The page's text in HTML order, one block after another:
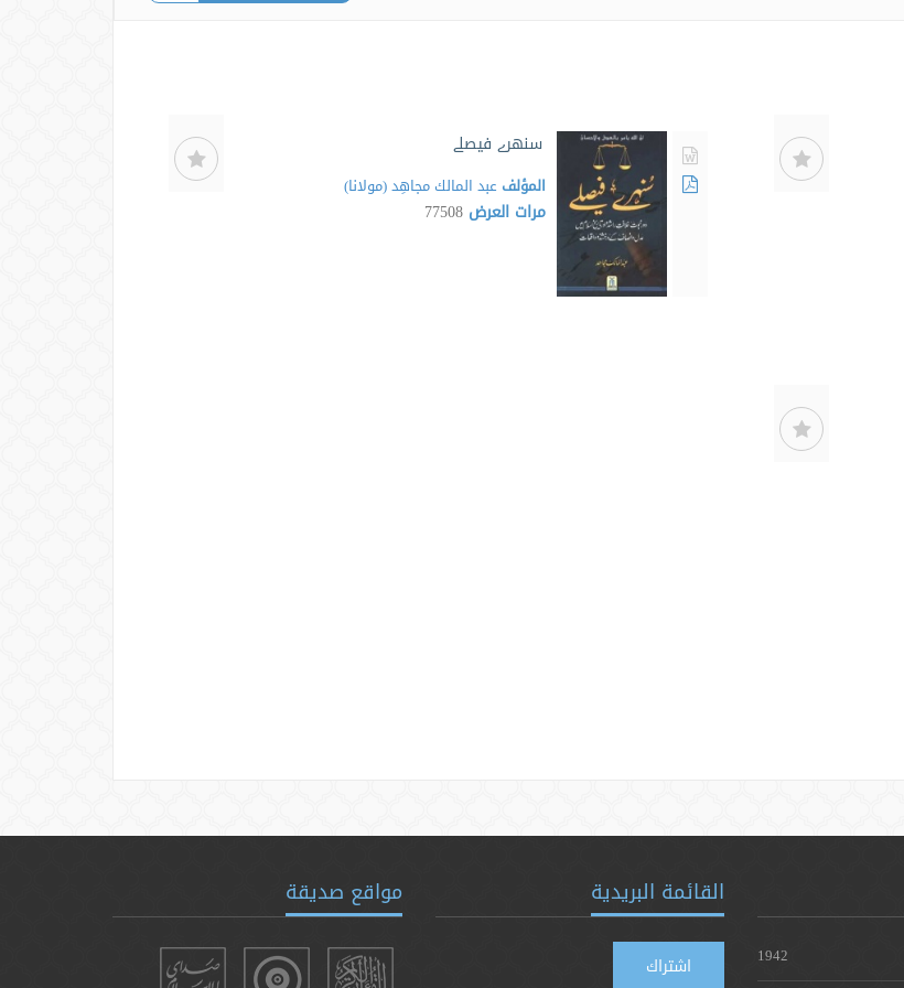
سنهرے فيصلے
المؤلف عبد المالك مجاھِد (مولانا)
مرات العرض 77508
1942
القائمة البريدية
اشتراك
مواقع صديقة